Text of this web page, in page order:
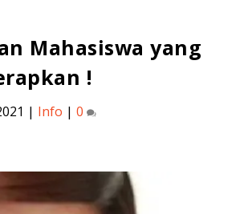
Mahasiswa yang
!
| Info | 0